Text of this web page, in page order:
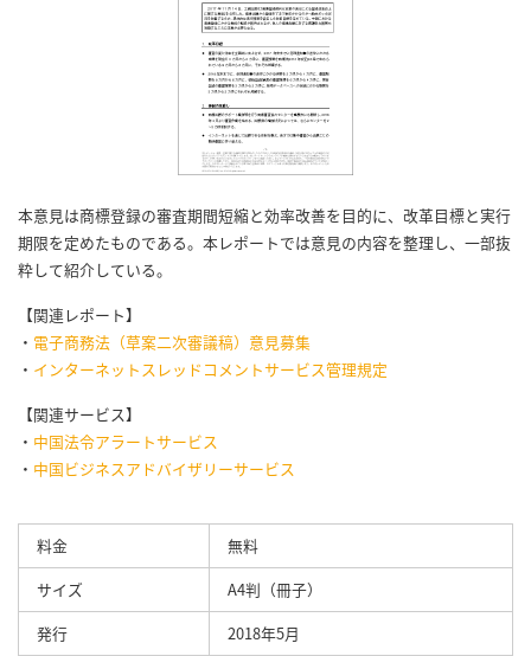
本意見は商標登録の審査期間短縮と効率改善を目的に、改革目標と実行
期限を定めたものである。本レポートでは意見の内容を整理し、一部抜
粋して紹介している。
【関連レポート】
・ 電子商務法（草案二次審議稿）意見募集
・ インターネットスレッドコメントサービス管理規定
【関連サービス】
・ 中国法令アラートサービス
・ 中国ビジネスアドバイザリーサービス
料金
無料
サイズ
A4判（冊子）
発行
2018年5月